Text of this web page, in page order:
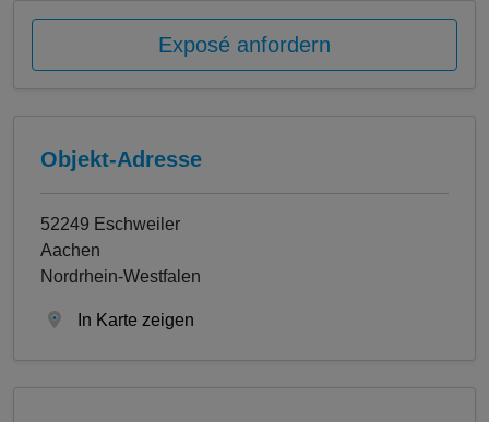
Exposé anfordern
Objekt-Adresse
52249 Eschweiler
Aachen
Nordrhein-Westfalen
In Karte zeigen